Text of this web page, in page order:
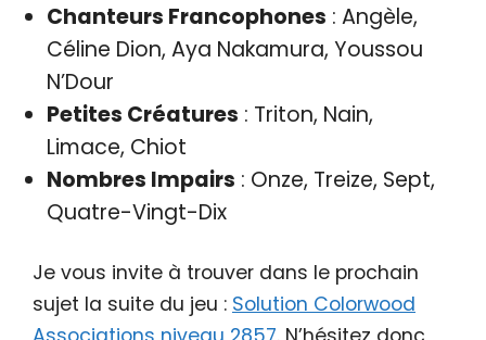
Chanteurs Francophones : Angèle,
Céline Dion, Aya Nakamura, Youssou
N’Dour
Petites Créatures : Triton, Nain,
Limace, Chiot
Nombres Impairs : Onze, Treize, Sept,
Quatre-Vingt-Dix
Je vous invite à trouver dans le prochain
sujet la suite du jeu : Solution Colorwood